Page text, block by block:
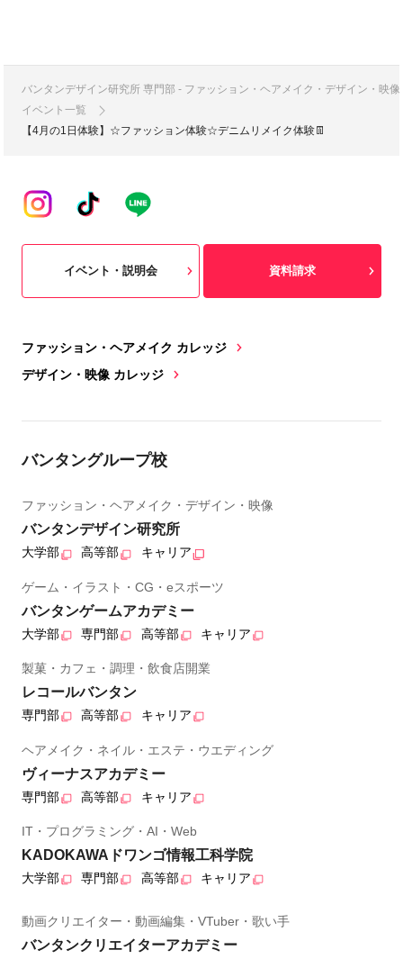
バンタンデザイン研究所 専門部 - ファッション・ヘアメイク・デザイン・映
イベント一覧
【4月の1日体験】☆ファッション体験☆デニムリメイク体験👖
ファッション・ヘアメイク カレッジ
デザイン・映像 カレッジ
イベント・説明会 資料請求
バンタングループ校
ファッション・ヘアメイク・デザイン・映像
バンタンデザイン研究所
大学部 高等部 キャリア
ゲーム・イラスト・CG・eスポーツ
バンタンゲームアカデミー
大学部 専門部 高等部 キャリア
製菓・カフェ・調理・飲食店開業
レコールバンタン
専門部 高等部 キャリア
ヘアメイク・ネイル・エステ・ウエディング
ヴィーナスアカデミー
専門部 高等部 キャリア
IT・プログラミング・AI・Web
KADOKAWAドワンゴ情報工科学院
大学部 専門部 高等部 キャリア
動画クリエイター・動画編集・VTuber・歌い手
バンタンクリエイターアカデミー